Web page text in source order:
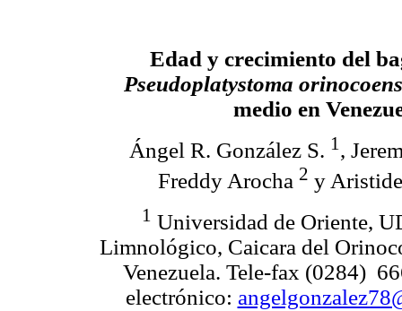
Edad y crecimiento del
Pseudoplatystoma
medio en
Ángel R. González S. 1 ,
Freddy Arocha 2 y
1 Universidad de Oriente,
Limnológico, Caicara del
Venezuela. Tele-fax (0284)
electrónico: